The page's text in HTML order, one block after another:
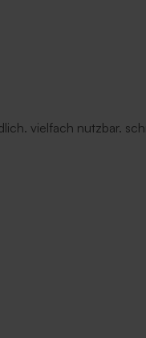
vielfach nutzbar.